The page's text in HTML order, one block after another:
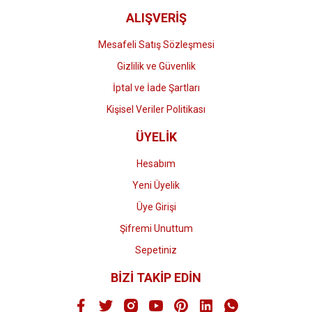
ALIŞVERİŞ
Mesafeli Satış Sözleşmesi
Gizlilik ve Güvenlik
İptal ve İade Şartları
Kişisel Veriler Politikası
ÜYELİK
Hesabım
Yeni Üyelik
Üye Girişi
Şifremi Unuttum
Sepetiniz
BİZİ TAKİP EDİN